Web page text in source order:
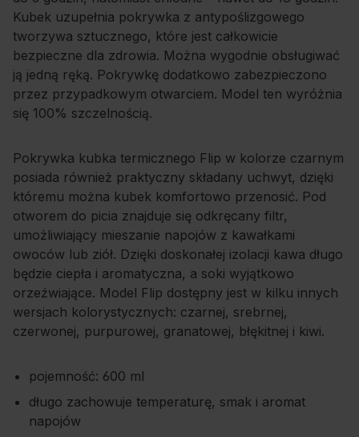
Kubek uzupełnia pokrywka z antypoślizgowego
tworzywa sztucznego, które jest całkowicie
bezpieczne dla zdrowia. Można wygodnie obsługiwać
ją jedną ręką. Pokrywkę dodatkowo zabezpieczono
przez przypadkowym otwarciem. Model ten wyróżnia
się 100% szczelnością.
Pokrywka kubka termicznego Flip w kolorze czarnym
posiada również praktyczny składany uchwyt, dzięki
któremu można kubek komfortowo przenosić. Pod
otworem do picia znajduje się odkręcany filtr,
umożliwiający mieszanie napojów z kawałkami
owoców lub ziół. Dzięki doskonałej izolacji kawa długo
będzie ciepła i aromatyczna, a soki wyjątkowo
orzeźwiające. Model Flip dostępny jest w kilku innych
wersjach kolorystycznych: czarnej, srebrnej,
czerwonej, purpurowej, granatowej, błękitnej i kiwi.
pojemność: 600 ml
długo zachowuje temperaturę, smak i aromat
napojów